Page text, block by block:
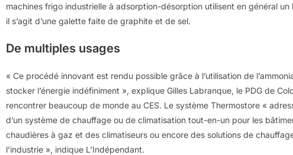
machines frigo industrielle à adsorption-désorption utilisent en général un
il s’agit d’une galette faite de graphite et de sel.
De multiples usages
« Ce procédé innovant est rendu possible grâce à l’utilisation de
stocker l’énergie indéfiniment », explique Gilles Labranque, le PDG de
rencontrer beaucoup de monde au CES. Le système Thermostore «
d’un système de chauffage ou de climatisation tout-en-un pour les
chaudières à gaz et des climatiseurs ou encore des solutions de
l’industrie », indique L’Indépendant.